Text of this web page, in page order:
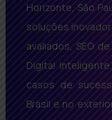
Horizonte, São
soluções
avaliados, SEO
Digital
casos de
Brasil e no